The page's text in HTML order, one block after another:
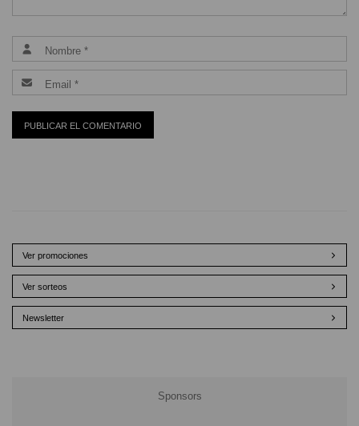
Ver promociones
Ver sorteos
Newsletter